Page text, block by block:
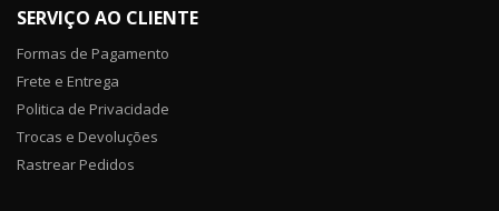
SERVIÇO AO CLIENTE
Formas de Pagamento
Frete e Entrega
Politica de Privacidade
Trocas e Devoluções
Rastrear Pedidos